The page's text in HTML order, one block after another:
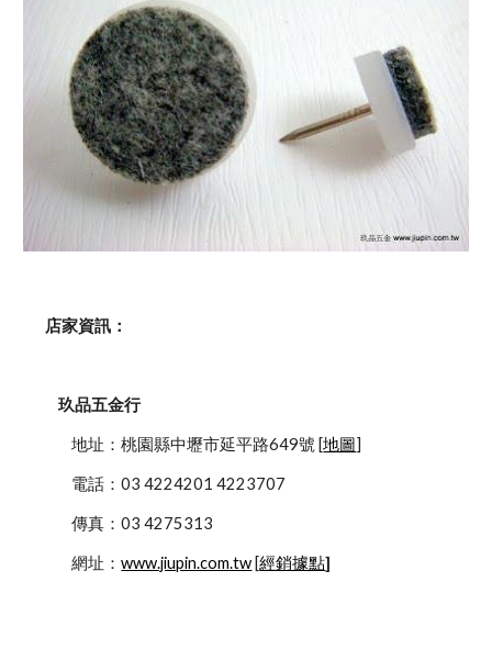
    店家資訊：
玖品五金行
            地址：桃園縣中壢市延平路649號 [
地圖]
            電話：03 4224201 4223707
            傳真：03 4275313
            網址：
www.jiupin.com.tw [經銷據點]